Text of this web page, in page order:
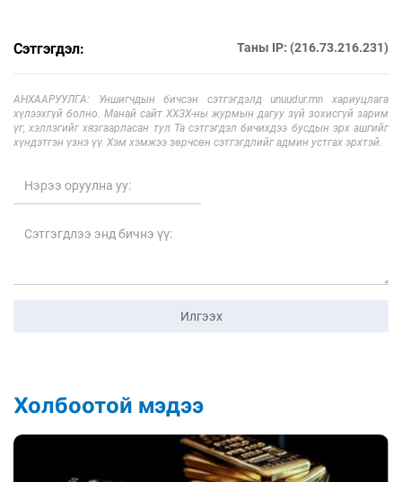
Сэтгэгдэл: Таны IP: (216.73.216.231)
АНХААРУУЛГА: Уншигчдын бичсэн сэтгэгдэлд unuudur.mn хариуцлага
хүлээхгүй болно. Манай сайт ХХЗХ-ны журмын дагуу зүй зохисгүй зарим
үг, хэллэгийг хязгаарласан тул Та сэтгэгдэл бичихдээ бусдын эрх ашгийг
хүндэтгэн үзнэ үү. Хэм хэмжээ зөрчсөн сэтгэгдлийг админ устгах эрхтэй.
Илгээх
Холбоотой мэдээ